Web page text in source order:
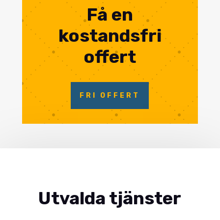
Få en
kostandsfri
offert
FRI OFFERT
Utvalda tjänster